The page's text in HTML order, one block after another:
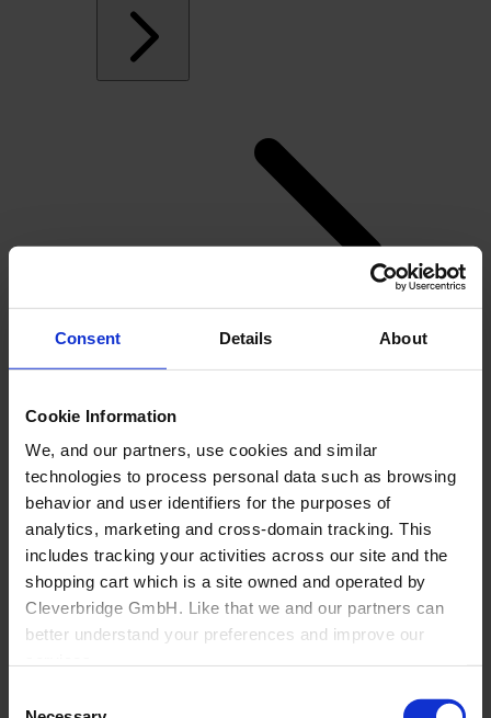
Consent Details About
Cookie Information
We, and our partners, use cookies and similar
technologies to process personal data such as browsing
behavior and user identifiers for the purposes of
analytics, marketing and cross-domain tracking. This
includes tracking your activities across our site and the
shopping cart which is a site owned and operated by
Cleverbridge GmbH. Like that we and our partners can
better understand your preferences and improve our
Also, the operator of the shopping cart, Cleverbridge
Herstellung
Overview
Nicht-Möbelhersteller
Büro
Über Cyncly